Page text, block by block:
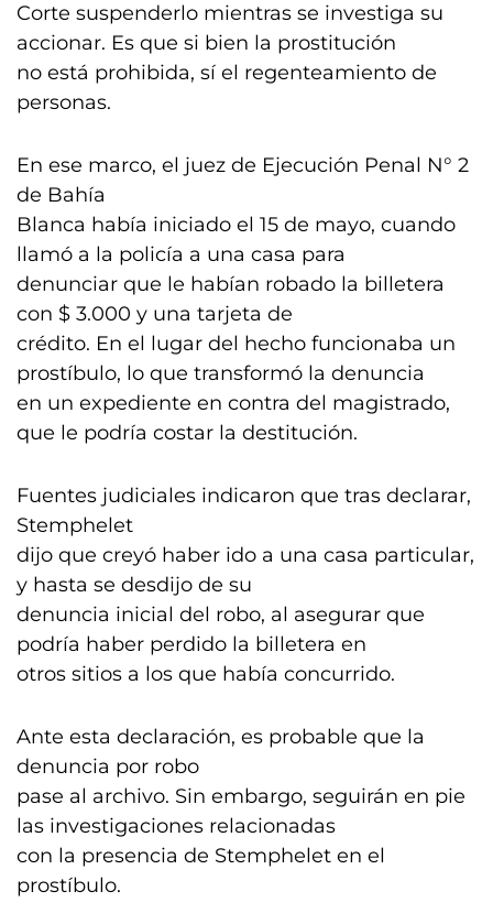
Corte suspenderlo mientras se investiga su
accionar. Es que si bien la prostitución
no está prohibida, sí el regenteamiento de
personas.
En ese marco, el juez de Ejecución Penal N° 2
de Bahía
Blanca había iniciado el 15 de mayo, cuando
llamó a la policía a una casa para
denunciar que le habían robado la billetera
con $ 3.000 y una tarjeta de
crédito. En el lugar del hecho funcionaba un
prostíbulo, lo que transformó la denuncia
en un expediente en contra del magistrado,
que le podría costar la destitución.
Fuentes judiciales indicaron que tras declarar,
Stemphelet
dijo que creyó haber ido a una casa particular,
y hasta se desdijo de su
denuncia inicial del robo, al asegurar que
podría haber perdido la billetera en
otros sitios a los que había concurrido.
Ante esta declaración, es probable que la
denuncia por robo
pase al archivo. Sin embargo, seguirán en pie
las investigaciones relacionadas
con la presencia de Stemphelet en el
prostíbulo.